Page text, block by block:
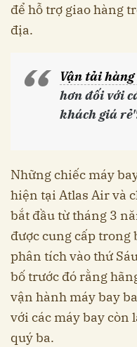
để hỗ trợ giao hàng
địa.
Vận tải
hơn đối với
khách giá
Những chiếc máy
hiện tại Atlas Air và
bắt đầu từ tháng 3
được cung cấp trong
phân tích vào thứ
bố trước đó rằng
vận hành máy bay
với các máy bay còn
quý ba.